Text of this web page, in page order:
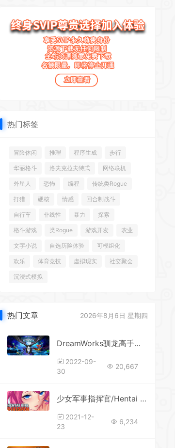
热门标签
冒险休闲 推理 程序生成 步行
华丽格斗 洛夫克拉夫特式 网络联机
外星人 恐怖 编程 传统类Rogue
打猎 硬核 情感 回合制战斗
自行车 非线性 暴力 探索
格斗游戏 类Rogue 游戏开发 农业
文字小说 自选历险体验 可模组化
欢乐 体育竞技 虚拟现实 社交聚会
沉浸式模拟
热门文章 2026年8月6日 星期四
DreamWorks驯龙高手：九界龙族传说/DreamWorks Dragons: Legends of The Nine Realms
2022-09-
30
20,667
少女军事指挥官/Hentai Girl Division（V1.05+DLC）()
2021-12-
23
6,234